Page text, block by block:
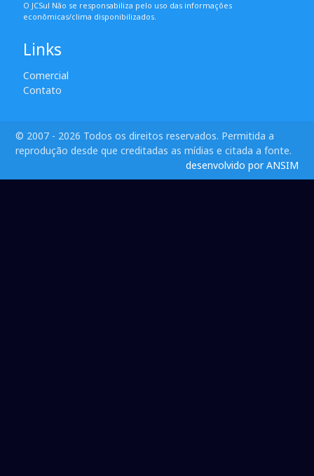
O JCSul Não se responsabiliza pelo uso das informações
econômicas/clima disponibilizados.
Links
Comercial
Contato
© 2007 - 2026 Todos os direitos reservados. Permitida a
reprodução desde que creditadas as mídias e citada a fonte.
desenvolvido por ANSIM